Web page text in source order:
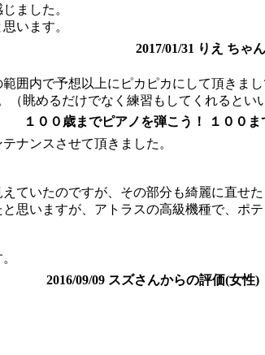
ました。
います。
2017/01/31 りえ ちゃ
囲内で予想以上にピカピカにして頂きまし
（眺めるだけでなく練習もしてくれるとい
１００歳までピアノを弾こう！ １００
ナンスさせて頂きました。
ていたのですが、その部分も綺麗に直せた
思いますが、アトラスの高級機種で、ポ
2016/09/09 スズさんからの評価(女性)